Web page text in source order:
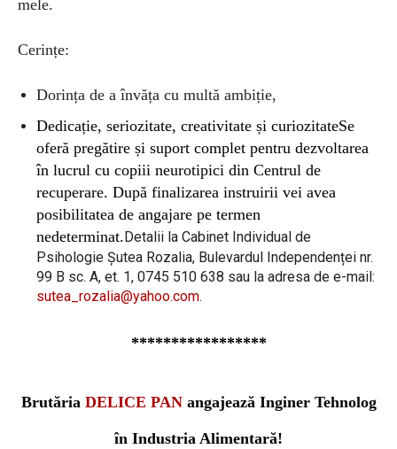
mele.
Cerințe:
Dorința de a învăța cu multă ambiție,
Dedicație, seriozitate, creativitate și curiozitateSe
oferă pregătire și suport complet pentru dezvoltarea
în lucrul cu copiii neurotipici din Centrul de
recuperare. După finalizarea instruirii vei avea
posibilitatea de angajare pe termen
nedeterminat.Detalii la Cabinet Individual de
Psihologie Șutea Rozalia, Bulevardul Independenței nr.
99 B sc. A, et. 1, 0745 510 638 sau la adresa de e-mail:
sutea_rozalia@yahoo.com.
*****************
Brutăria DELICE PANangajează Inginer Tehnolog
în Industria Alimentară!